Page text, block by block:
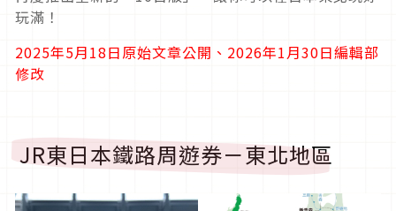
玩滿！
2025年5月18日原始文章公開、2026年1月30日編輯部
修改
JR東日本鐵路周遊券－東北地區